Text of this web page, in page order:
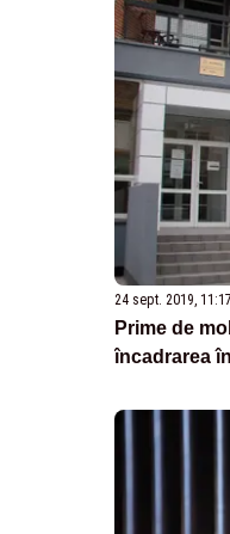
24 sept. 2019, 11:17
Prime de
încadrarea